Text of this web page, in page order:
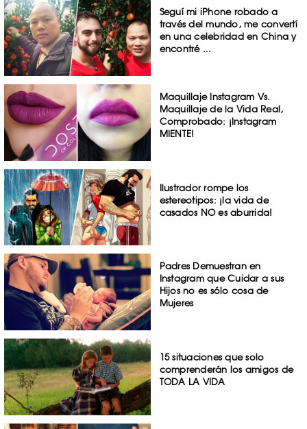
Seguí mi iPhone robado a
través del mundo, me convertí
en una celebridad en China y
encontré ...
Maquillaje Instagram Vs.
Maquillaje de la Vida Real,
Comprobado: ¡Instagram
MIENTE!
Ilustrador rompe los
estereotipos: ¡la vida de
casados NO es aburrida!
Padres Demuestran en
Instagram que Cuidar a sus
Hijos no es sólo cosa de
Mujeres
15 situaciones que solo
comprenderán los amigos de
TODA LA VIDA